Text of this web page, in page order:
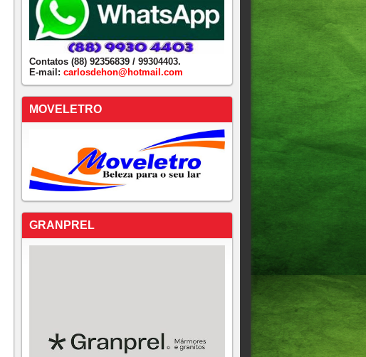
Contatos (88) 92356839 / 99304403.
E-mail: carlosdehon@hotmail.com
MOVELETRO
GRANPREL